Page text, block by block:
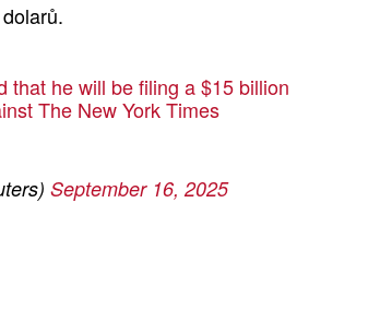
that he will be filing a $15 billion
The New York Times
September 16, 2025